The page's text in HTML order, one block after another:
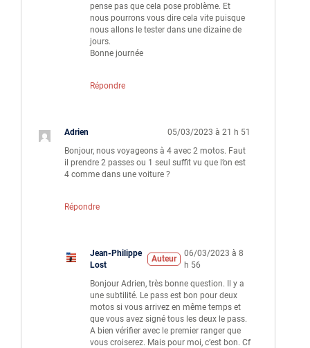
pense pas que cela pose problème. Et
nous pourrons vous dire cela vite puisque
nous allons le tester dans une dizaine de
jours.
Bonne journée
Répondre
Adrien
05/03/2023 à 21 h 51
Bonjour, nous voyageons à 4 avec 2 motos. Faut
il prendre 2 passes ou 1 seul suffit vu que l’on est
4 comme dans une voiture ?
Répondre
Jean-Philippe
Lost
Auteur
06/03/2023 à 8
h 56
Bonjour Adrien, très bonne question. Il y a
une subtilité. Le pass est bon pour deux
motos si vous arrivez en même temps et
que vous avez signé tous les deux le pass.
A bien vérifier avec le premier ranger que
vous croiserez. Mais pour moi, c’est bon. Cf